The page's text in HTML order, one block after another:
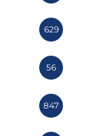
629
56
847